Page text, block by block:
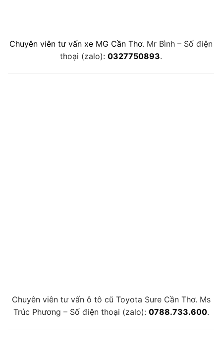
Chuyên viên tư vấn xe MG Cần Thơ. Mr Bình – Số điện
thoại (zalo): 0327750893.
Chuyên viên tư vấn ô tô cũ Toyota Sure Cần Thơ. Ms
Trúc Phương – Số điện thoại (zalo): 0788.733.600.